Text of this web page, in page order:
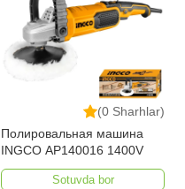
(0 Sharhlar)
Полировальная машина
INGCO AP140016 1400V
Sotuvda bor